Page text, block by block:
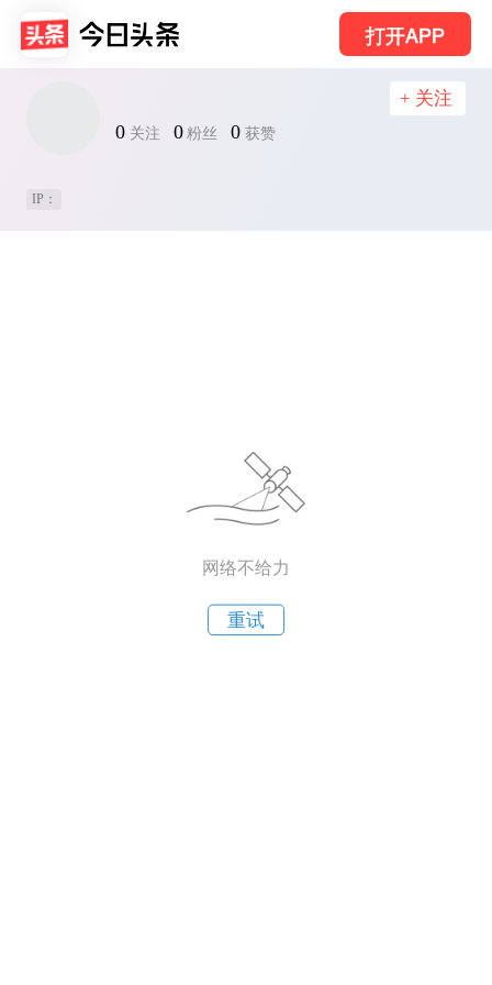
打开APP
0 关注 0 粉丝 0 获赞
+ 关注
IP：
网络不给力
重试